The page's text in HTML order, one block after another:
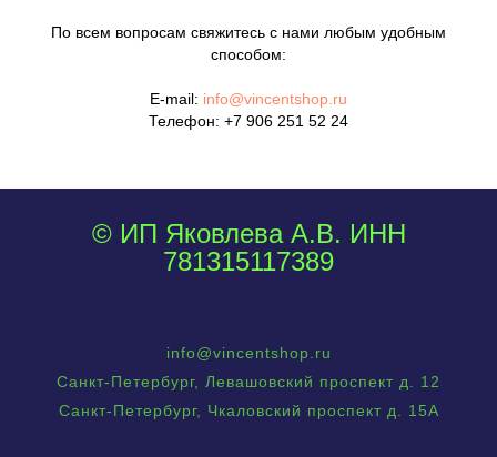
По всем вопросам свяжитесь с нами любым удобным
способом:
E-mail: info@vincentshop.ru
Телефон: +7 906 251 52 24
© ИП Яковлева А.В. ИНН
781315117389
info@vincentshop.ru
Санкт-Петербург, Левашовский проспект д. 12
Санкт-Петербург, Чкаловский проспект д. 15А